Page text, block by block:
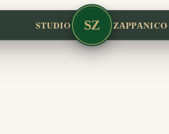
STUDIO SZ ZAPPANICO